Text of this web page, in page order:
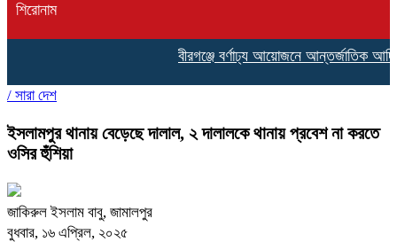
শিরোনাম
বীরগঞ্জে বর্ণাঢ্য আয়োজনে আন্তর্জাতিক
/ সারা দেশ
ইসলামপুর থানায় বেড়েছে দালাল, ২ দালালকে থানায় প্রবেশ না করতে
ওসির হুঁশিয়া
জাকিরুল ইসলাম বাবু, জামালপুর
বুধবার, ১৬ এপ্রিল, ২০২৫